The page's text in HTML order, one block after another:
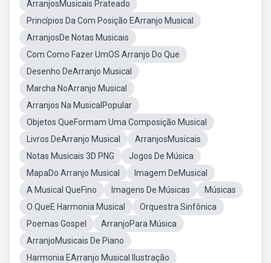
ArranjosMusicais Prateado
Princípios Da Com Posição EArranjo Musical
ArranjosDe Notas Musicais
Com Como Fazer UmOS Arranjo Do Que
Desenho DeArranjo Musical
Marcha NoArranjo Musical
Arranjos Na MusicalPopular
Objetos QueFormam Uma Composição Musical
Livros DeArranjo Musical
ArranjosMusicais
Notas Musicais 3D PNG
Jogos De Música
MapaDo Arranjo Musical
Imagem DeMusical
A Musical QueFino
Imagens De Músicas
Músicas
O QueE Harmonia Musical
Orquestra Sinfônica
Poemas Gospel
ArranjoPara Música
ArranjoMusicais De Piano
Harmonia EArranjo Musical Ilustração